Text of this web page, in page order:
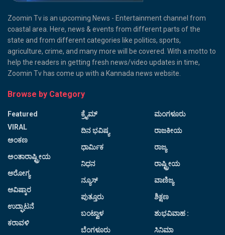
Zoomin Tv is an upcoming News - Entertainment channel from
coastal area. Here, news & events from different parts of the
state and from different categories like politics, sports,
agriculture, crime, and many more will be covered. With a motto to
help the readers in getting fresh news/video updates in time,
Zoomin Tv has come up with a Kannada news website.
Browse by Category
Featured
VIRAL
ಅಂಕಣ
ಅಂತಾರಾಷ್ಟ್ರೀಯ
ಆರೋಗ್ಯ
ಆವಿಷ್ಕಾರ
ಉದ್ಘಾಟನೆ
ಕರಾವಳಿ
ಕ್ರೈಮ್
ದಿನ ಭವಿಷ್ಯ
ಧಾರ್ಮಿಕ
ನಿಧನ
ನ್ಯೂಸ್
ಪುತ್ತೂರು
ಬಂಟ್ವಾಳ
ಬೆಂಗಳೂರು
ಮಂಗಳೂರು
ರಾಜಕೀಯ
ರಾಜ್ಯ
ರಾಷ್ಟ್ರೀಯ
ವಾಣಿಜ್ಯ
ಶಿಕ್ಷಣ
ಶುಭವಿವಾಹ :
ಸಿನಿಮಾ